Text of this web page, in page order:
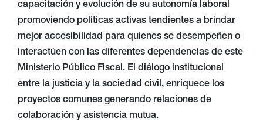
capacitación y evolución de su autonomía laboral
promoviendo políticas activas tendientes a brindar
mejor accesibilidad para quienes se desempeñen o
interactúen con las diferentes dependencias de este
Ministerio Público Fiscal. El diálogo institucional
entre la justicia y la sociedad civil, enriquece los
proyectos comunes generando relaciones de
colaboración y asistencia mutua.